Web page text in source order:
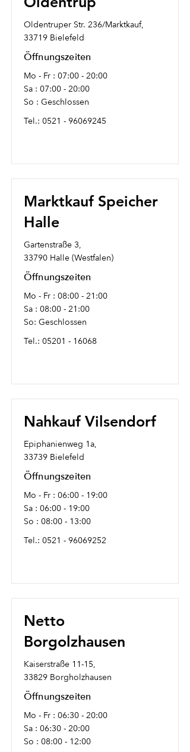
Oldentruper Str. 236/Marktkauf,
33719 Bielefeld
Öffnungszeiten
Mo - Fr : 07:00 - 20:00
Sa : 07:00 - 20:00
So : Geschlossen
Tel.: 0521 - 96069245
Marktkauf Speicher
Halle
Gartenstraße 3,
33790 Halle (Westfalen)
Öffnungszeiten
Mo - Fr : 08:00 - 21:00
Sa : 08:00 - 21:00
So: Geschlossen
Tel.: 05201 - 16068
Nahkauf Vilsendorf
Epiphanienweg 1a,
33739 Bielefeld
Öffnungszeiten
Mo - Fr : 06:00 - 19:00
Sa : 06:00 - 19:00
So : 08:00 - 13:00
Tel.: 0521 - 96069252
Netto
Borgolzhausen
Kaiserstraße 11-15,
33829 Borgholzhausen
Öffnungszeiten
Mo - Fr : 06:30 - 20:00
Sa : 06:30 - 20:00
So : 08:00 - 12:00